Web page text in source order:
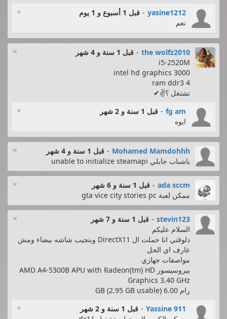
× yasine1212
- قبل 1 أسبوع و 1 يوم
نعم
× the wolfz2010
- قبل 1 سنة و 4 شهر
i5-2520M
intel hd graphics 3000
4 ram ddr3
تشتغل ؟✌✔
× fg am
- قبل 1 سنة و 2 شهر
ايوه
× Mohamed Mamdohhh
- قبل 1 سنة و 4 شهر
ياشباب جابلي unable to initialize steamapi
× ada sccm
- قبل 1 سنة و 6 شهر
ممكن لعبة gta vice city stories pc
× stevin123
- قبل 1 سنة و 7 شهر
السلام عليكم
دلوقتي انا حملت ال DirectX11 وبتجيب شاشه بيضاء ومش
عارف اي الحل
مواصفات جهازي
بيروسيسور AMD A4-5300B APU with Radeon(tm) HD
Graphics 3.40 GHz
رام 6.00 GB (2.95 GB usable)
× Yassine 911
- قبل 1 سنة و 2 شهر